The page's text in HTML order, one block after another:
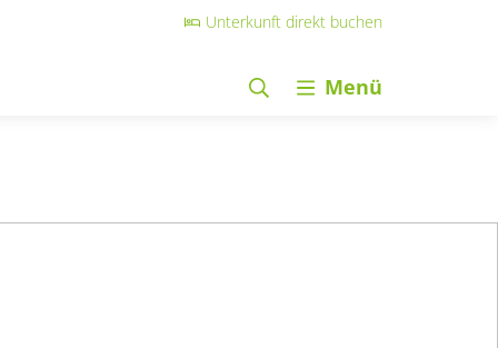
Unterkunft direkt buchen
Menü